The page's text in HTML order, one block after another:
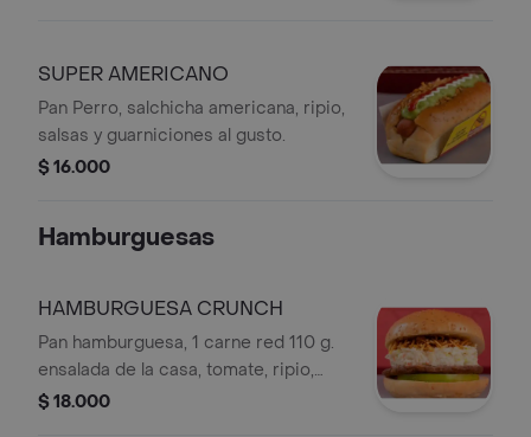
SUPER AMERICANO
Pan Perro, salchicha americana, ripio,
salsas y guarniciones al gusto.
$ 16.000
Hamburguesas
HAMBURGUESA CRUNCH
Pan hamburguesa, 1 carne red 110 g.
ensalada de la casa, tomate, ripio,
salsas y guarniciones al gusto.
$ 18.000